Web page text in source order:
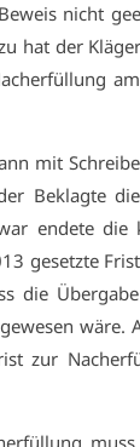
nicht
hat der
mit
Be­klag­te
en­de­te
ge­setz­te
die
wä­re.
zur